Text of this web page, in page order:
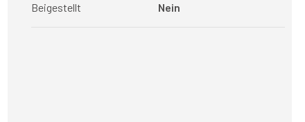
Beigestellt Nein